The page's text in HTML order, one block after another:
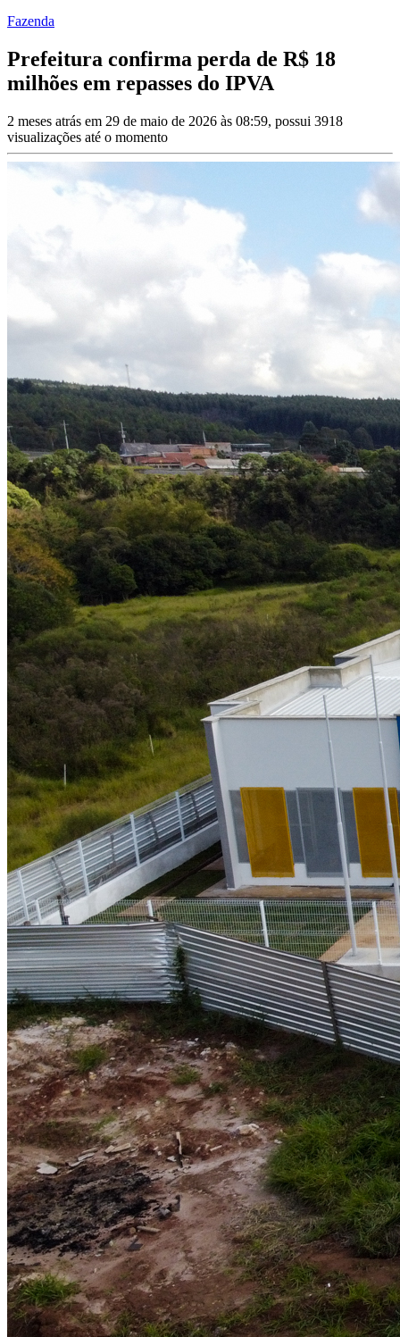
Fazenda
Prefeitura confirma perda de R$ 18
milhões em repasses do IPVA
2 meses atrás em 29 de maio de 2026 às 08:59, possui 3918
visualizações até o momento